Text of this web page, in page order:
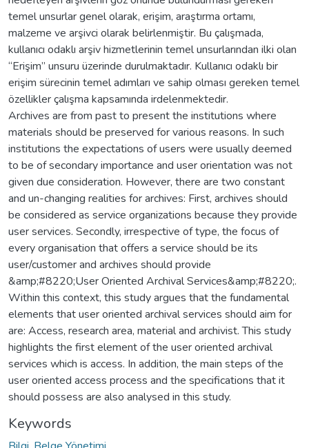
temel unsurlar genel olarak, erişim, araştırma ortamı,
malzeme ve arşivci olarak belirlenmiştir. Bu çalışmada,
kullanıcı odaklı arşiv hizmetlerinin temel unsurlarından ilki olan
“Erişim” unsuru üzerinde durulmaktadır. Kullanıcı odaklı bir
erişim sürecinin temel adımları ve sahip olması gereken temel
özellikler çalışma kapsamında irdelenmektedir.
Archives are from past to present the institutions where
materials should be preserved for various reasons. In such
institutions the expectations of users were usually deemed
to be of secondary importance and user orientation was not
given due consideration. However, there are two constant
and un-changing realities for archives: First, archives should
be considered as service organizations because they provide
user services. Secondly, irrespective of type, the focus of
every organisation that offers a service should be its
user/customer and archives should provide
&amp;#8220;User Oriented Archival Services&amp;#8220;.
Within this context, this study argues that the fundamental
elements that user oriented archival services should aim for
are: Access, research area, material and archivist. This study
highlights the first element of the user oriented archival
services which is access. In addition, the main steps of the
user oriented access process and the specifications that it
should possess are also analysed in this study.
Keywords